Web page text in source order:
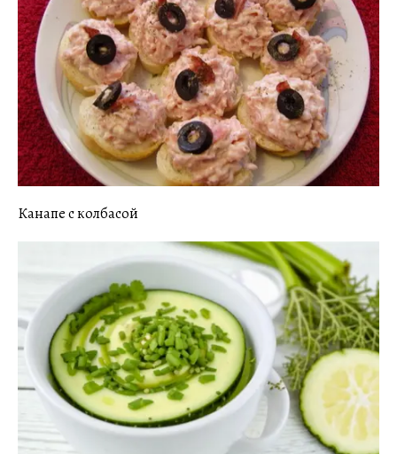
Канапе с колбасой